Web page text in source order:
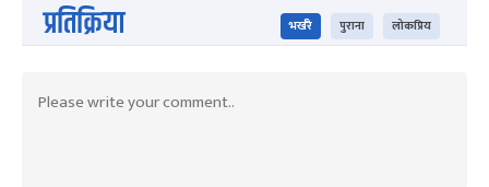
प्रतिक्रिया भर्खरै पुराना लोकप्रिय